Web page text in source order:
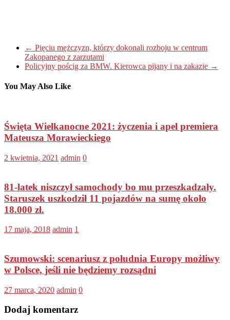
← Pięciu mężczyzn, którzy dokonali rozboju w centrum
Zakopanego z zarzutami
Policyjny pościg za BMW. Kierowca pijany i na zakazie →
You May Also Like
Święta Wielkanocne 2021: życzenia i apel premiera
Mateusza Morawieckiego
2 kwietnia, 2021 admin 0
81-latek niszczył samochody bo mu przeszkadzały.
Staruszek uszkodził 11 pojazdów na sumę około
18.000 zł.
17 maja, 2018 admin 1
Szumowski: scenariusz z południa Europy możliwy
w Polsce, jeśli nie będziemy rozsądni
27 marca, 2020 admin 0
Dodaj komentarz